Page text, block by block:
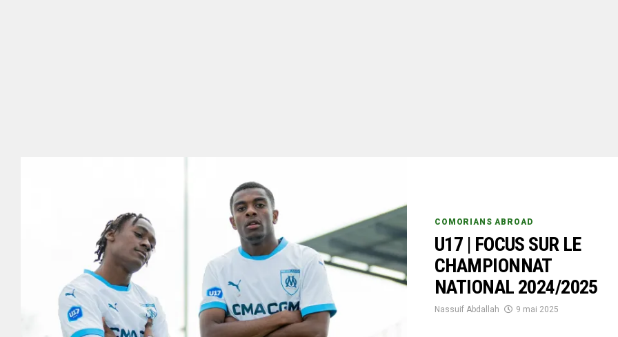
COMORIANS ABROAD
U17 | FOCUS SUR LE
CHAMPIONNAT
NATIONAL 2024/2025
Nassuif Abdallah 9 mai 2025